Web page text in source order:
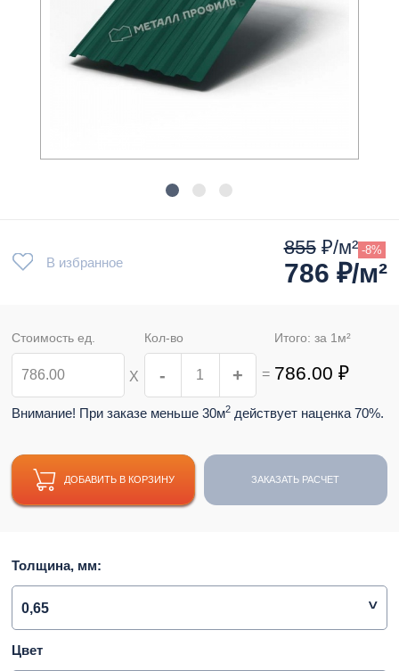
В избранное
855₽/м² -8%
786 ₽/м²
Стоимость ед.
Х
Кол-во
- + =
Итого: за 1 м²
786.00 ₽
Внимание! При заказе меньше 30м2 действует наценка 70%.
ДОБАВИТЬ В КОРЗИНУ ЗАКАЗАТЬ РАСЧЕТ
Толщина, мм:
0,65
Цвет